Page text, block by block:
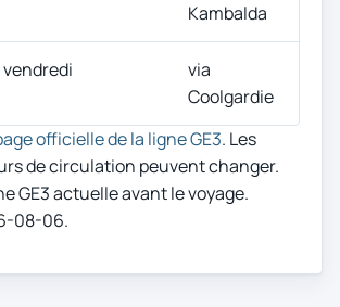
Kambalda
vendredi
via
Coolgardie
officielle de la ligne GE3. Les
de circulation peuvent changer.
GE3 actuelle avant le voyage.
08-06.